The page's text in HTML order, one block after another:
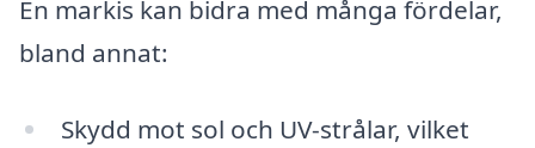
En markis kan bidra med många fördelar,
bland annat:
Skydd mot sol och UV-strålar, vilket